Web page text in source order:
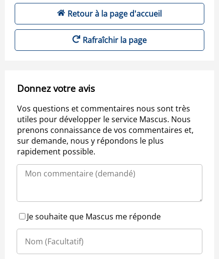
Retour à la page d'accueil
Rafraîchir la page
Donnez votre avis
Vos questions et commentaires nous sont très
utiles pour développer le service Mascus. Nous
prenons connaissance de vos commentaires et,
sur demande, nous y répondons le plus
rapidement possible.
Je souhaite que Mascus me réponde